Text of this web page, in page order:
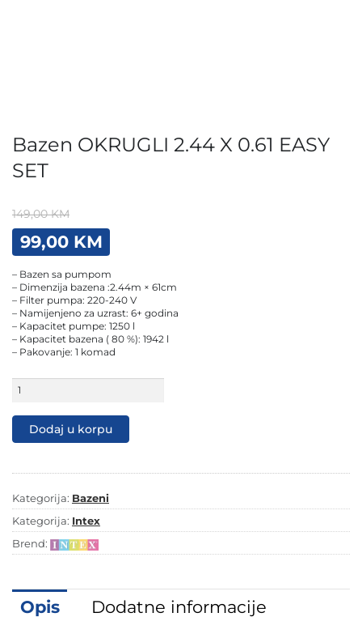
Bazen OKRUGLI 2.44 X 0.61 EASY
SET
149,00KM
Original
price
was:
149,00 KM.
99,00 KM
Current
price
is:
99,00 KM.
– Bazen sa pumpom
– Dimenzija bazena :2.44m × 61cm
– Filter pumpa: 220-240 V
– Namijenjeno za uzrast: 6+ godina
– Kapacitet pumpe: 1250 l
– Kapacitet bazena ( 80 %): 1942 l
– Pakovanje: 1 komad
Bazen
OKRUGLI
X
količina
Dodaj u korpu
Kategorija: Bazeni
Kategorija: Intex
Brend:
Opis Dodatne informacije